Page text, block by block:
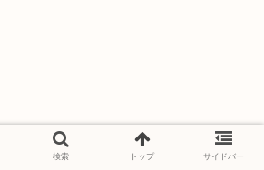
検索 トップ サイドバー